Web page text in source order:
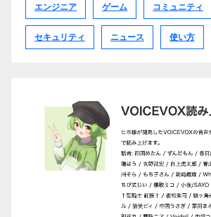
エンジニア ゲーム コミュニティ
セキュリティ ニュース 使い方